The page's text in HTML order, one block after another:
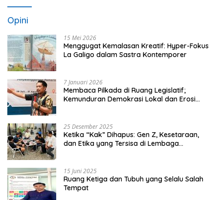
Opini
15 Mei 2026
Menggugat Kemalasan Kreatif: Hyper-Fokus
La Galigo dalam Sastra Kontemporer
7 Januari 2026
Membaca Pilkada di Ruang Legislatif;
Kemunduran Demokrasi Lokal dan Erosi
25 Desember 2025
Ketika “Kak” Dihapus: Gen Z, Kesetaraan,
dan Etika yang Tersisa di Lembaga
15 Juni 2025
Ruang Ketiga dan Tubuh yang Selalu Salah
Tempat